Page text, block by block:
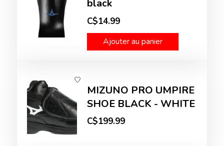
black
C$14.99
Ajouter au panier
MIZUNO PRO UMPIRE
SHOE BLACK - WHITE
C$199.99